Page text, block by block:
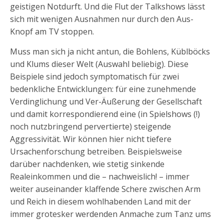
geistigen Notdurft. Und die Flut der Talkshows lässt
sich mit wenigen Ausnahmen nur durch den Aus-
Knopf am TV stoppen.
Muss man sich ja nicht antun, die Bohlens, Küblböcks
und Klums dieser Welt (Auswahl beliebig). Diese
Beispiele sind jedoch symptomatisch für zwei
bedenkliche Entwicklungen: für eine zunehmende
Verdinglichung und Ver-Äußerung der Gesellschaft
und damit korrespondierend eine (in Spielshows (!)
noch nutzbringend pervertierte) steigende
Aggressivität. Wir können hier nicht tiefere
Ursachenforschung betreiben. Beispielsweise
darüber nachdenken, wie stetig sinkende
Realeinkommen und die – nachweislich! – immer
weiter auseinander klaffende Schere zwischen Arm
und Reich in diesem wohlhabenden Land mit der
immer grotesker werdenden Anmache zum Tanz ums